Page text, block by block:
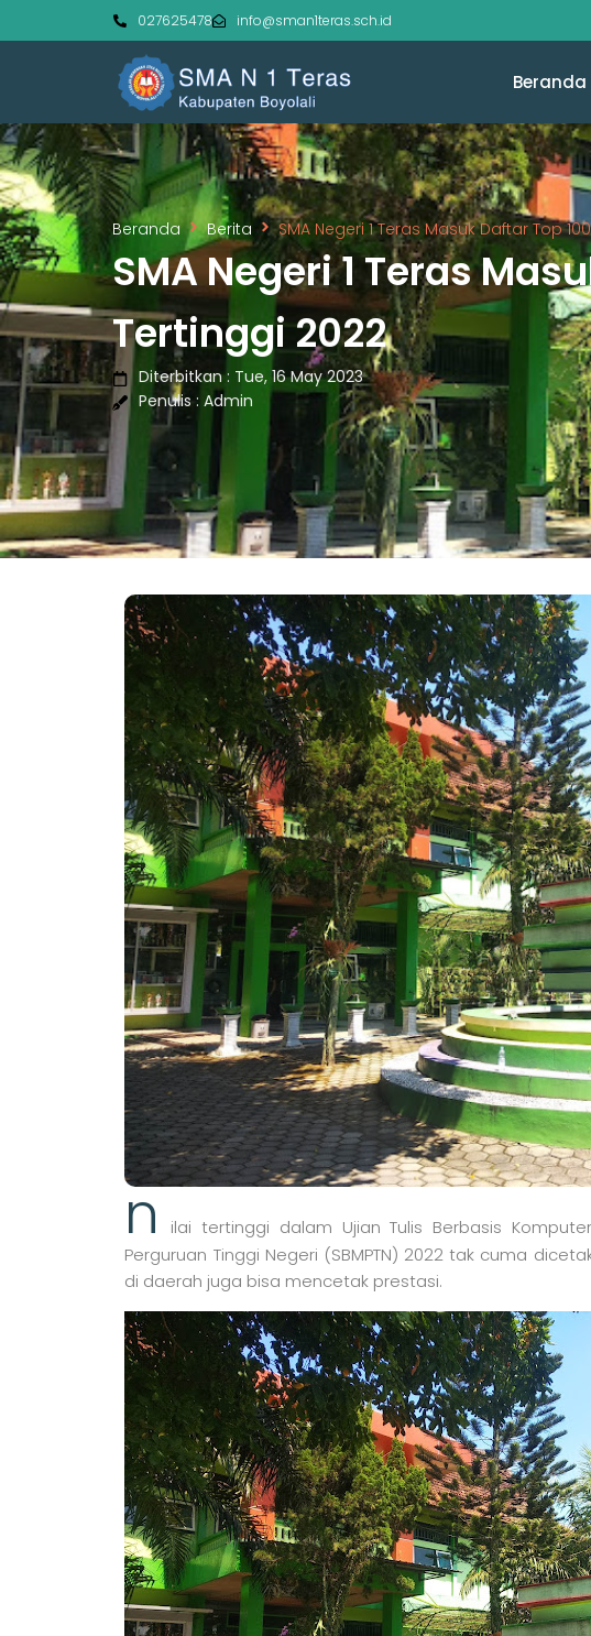
027625478 info@sman1teras.sch.id
Beranda
Beranda Berita SMA Negeri 1 Teras Masuk Daftar Top
SMA Negeri 1 Teras
Tertinggi 2022
Diterbitkan : Tue, 16 May 2023
Penulis : Admin
n
ilai tertinggi dalam Ujian Tulis Berbasis
Perguruan Tinggi Negeri (SBMPTN) 2022 tak cuma
di daerah juga bisa mencetak prestasi.